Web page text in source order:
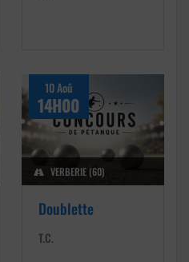
10 Aoû
14H00
VERBERIE (60)
Doublette
T.C.